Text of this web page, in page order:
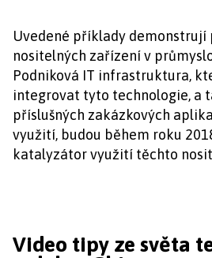
Uvedené příklady demonstrují
nositelných zařízení v
Podniková IT infrastruktura,
integrovat tyto technologie, a
příslušných zakázkových
využití, budou během roku
katalyzátor využití těchto
Video tipy ze světa